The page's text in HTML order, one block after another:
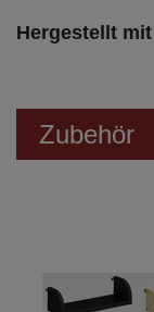
Hergestellt
Zubehör